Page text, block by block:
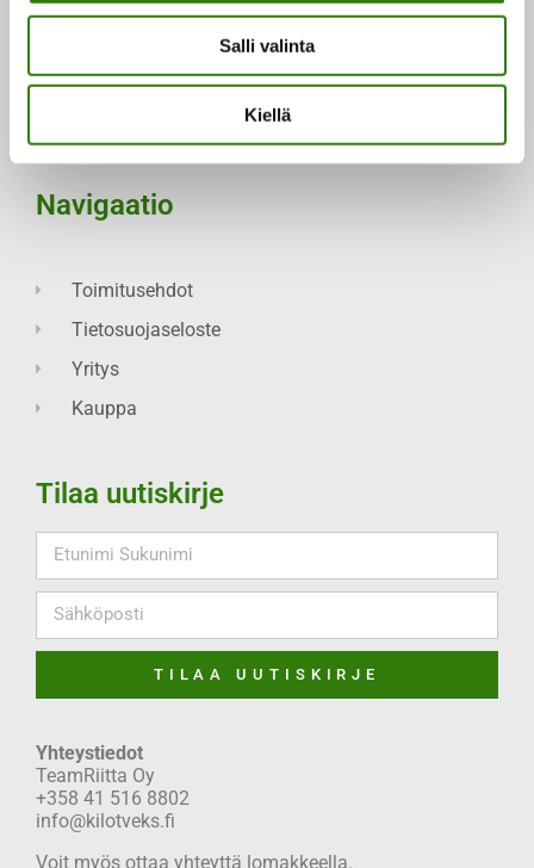
Salli valinta
Kiellä
suunnitelmia, kehonkoostumusmittauksia sekä
proteiinintarveanalyyseja.
Navigaatio
Toimitusehdot
Tietosuojaseloste
Yritys
Kauppa
Tilaa uutiskirje
TILAA UUTISKIRJE
Yhteystiedot
TeamRiitta Oy
+358 41 516 8802
info@kilotveks.fi
Voit myös ottaa yhteyttä lomakkeella.